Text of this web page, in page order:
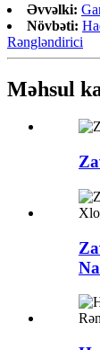
Əvvəlki:
Növbəti:
Rəngləndirici
Məhsul